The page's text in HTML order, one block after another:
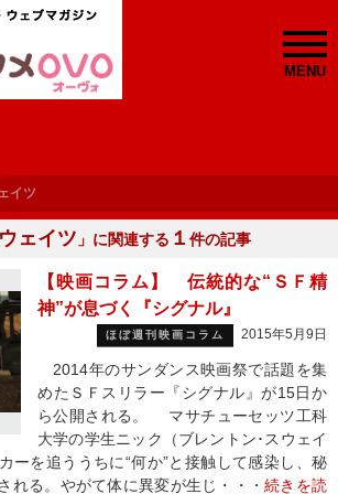
MENU
イツ
ェイツ 」に関連する １ 件の記事
【映画コラム】 伝統的な“ＳＦ精
神”が息づく『シグナル』
ほぼ週刊映画コラム 2015年5月9日
2014年のサンダンス映画祭で話題を集
めたＳＦスリラー『シグナル』が15日か
ら公開される。 マサチューセッツ工科
大学の学生ニック（ブレントン･スウェイ
ーを追ううちに“何か”と接触して感染し、秘
れる。やがて体に異変が生じ・・・続きを読